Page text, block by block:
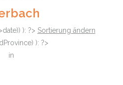
): ?> Sortierung ändern
): ?>
in